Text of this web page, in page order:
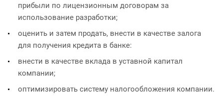
прибыли по лицензионным договорам за
использование разработки;
оценить и затем продать, внести в качестве залога
для получения кредита в банке:
внести в качестве вклада в уставной капитал
компании;
оптимизировать систему налогообложения компании.